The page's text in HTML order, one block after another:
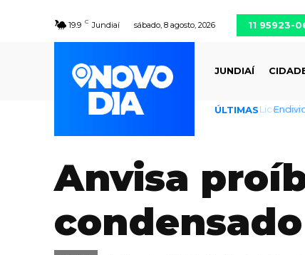
19.9 C Jundiaí sábado, 8 agosto, 2026 11 95923-
JUNDIAÍ
ÚLTIMAS
Anvisa